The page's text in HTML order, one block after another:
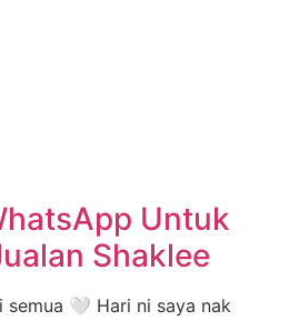
Untuk
Shaklee
semua 🤍 Hari ni saya nak